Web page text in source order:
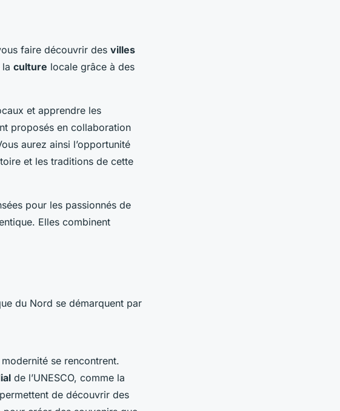
faire découvrir des villes
culture locale grâce à des
et apprendre les
proposés en collaboration
aurez ainsi l’opportunité
et les traditions de cette
pour les passionnés de
Elles combinent
du Nord se démarquent par
se rencontrent.
de l’UNESCO, comme la
de découvrir des